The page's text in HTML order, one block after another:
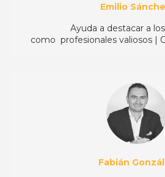
Emilio
Ayuda a destacar a
como profesionales valiosos |
Fabián